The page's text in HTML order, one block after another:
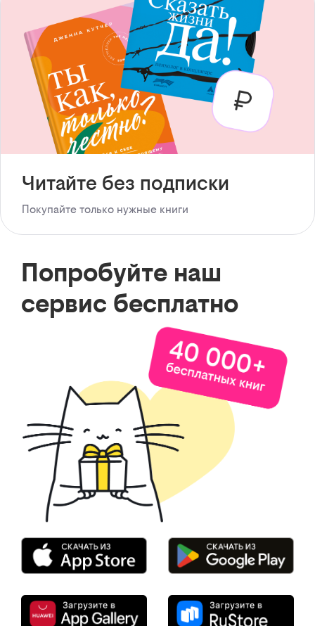
Читайте без подписки
Покупайте только нужные книги
Попробуйте наш
сервис бесплатно